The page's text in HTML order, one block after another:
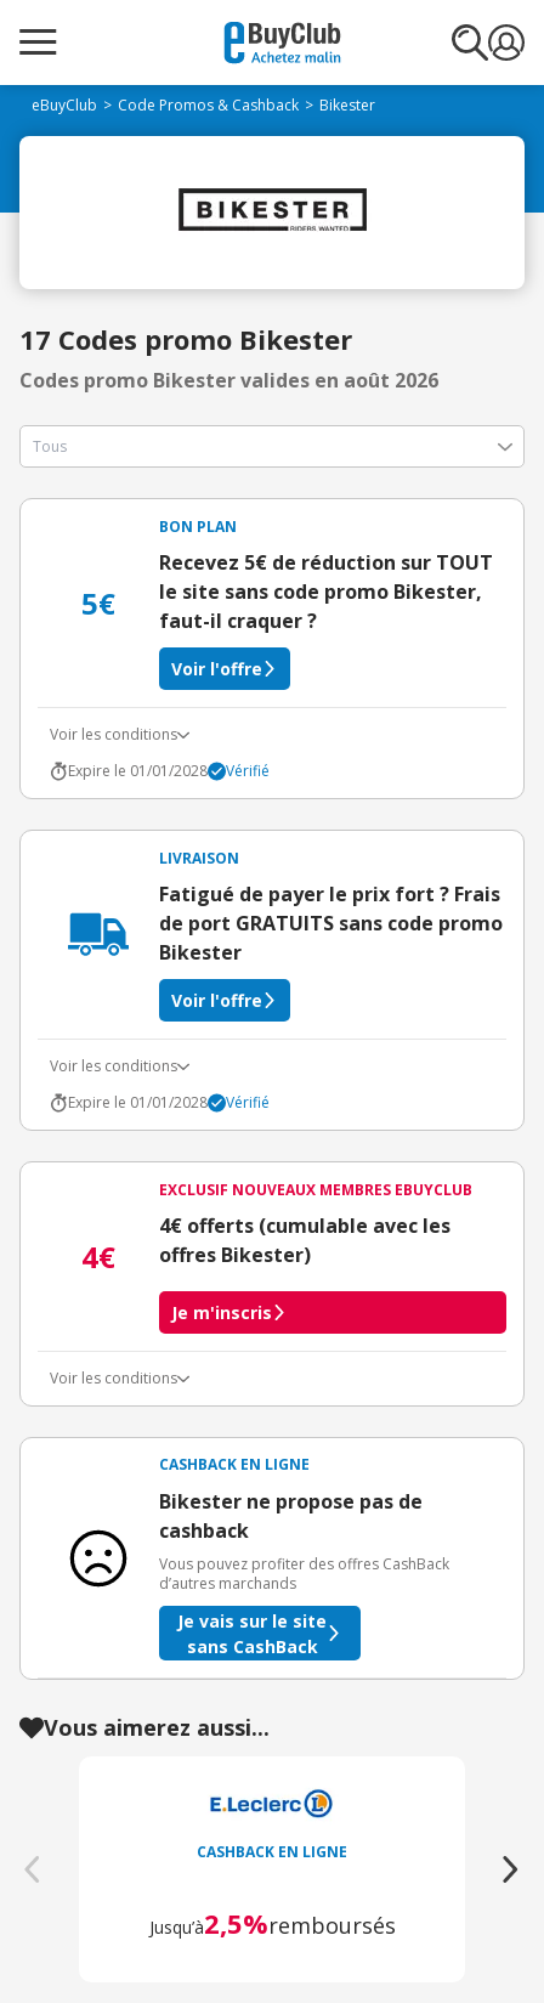
eBuyClub Code Promos & Cashback Bikester
17 Codes promo Bikester
Codes promo Bikester valides en août 2026
5€
BON PLAN
Recevez 5€ de réduction sur TOUT
le site sans code promo Bikester,
faut-il craquer ?
Voir l'offre
Voir les conditions
Expire le 01/01/2028
Vérifié
LIVRAISON
Fatigué de payer le prix fort ? Frais
de port GRATUITS sans code promo
Bikester
Voir l'offre
Voir les conditions
Expire le 01/01/2028
Vérifié
4€
EXCLUSIF NOUVEAUX MEMBRES EBUYCLUB
4€ offerts (cumulable avec les
offres Bikester)
Je m'inscris
Voir les conditions
3€ de bienvenue crédités immédiatement + 1€ supplémentaire
Offre réservée à une toute première inscription chez eBuyClub.
CASHBACK EN LIGNE
Bikester ne propose pas de
cashback
Vous pouvez profiter des offres CashBack
d’autres marchands
Je vais sur le site
sans CashBack
Vous aimerez aussi...
CASHBACK EN LIGNE
Jusqu’à2,5%remboursés